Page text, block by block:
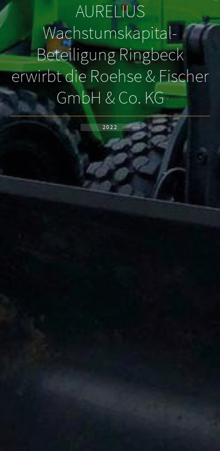
AURELIUS
Wachstumskapital-
Beteiligung Ringbeck
erwirbt die Roehse & Fischer
GmbH & Co. KG
2022